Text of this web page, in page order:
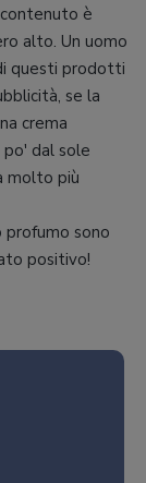
è
alto. Un uomo
questi prodotti
se la
crema
dal sole
molto più
sono
positivo!